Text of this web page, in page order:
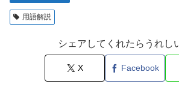
用語解説
シェアしてくれたらうれし
X Facebook